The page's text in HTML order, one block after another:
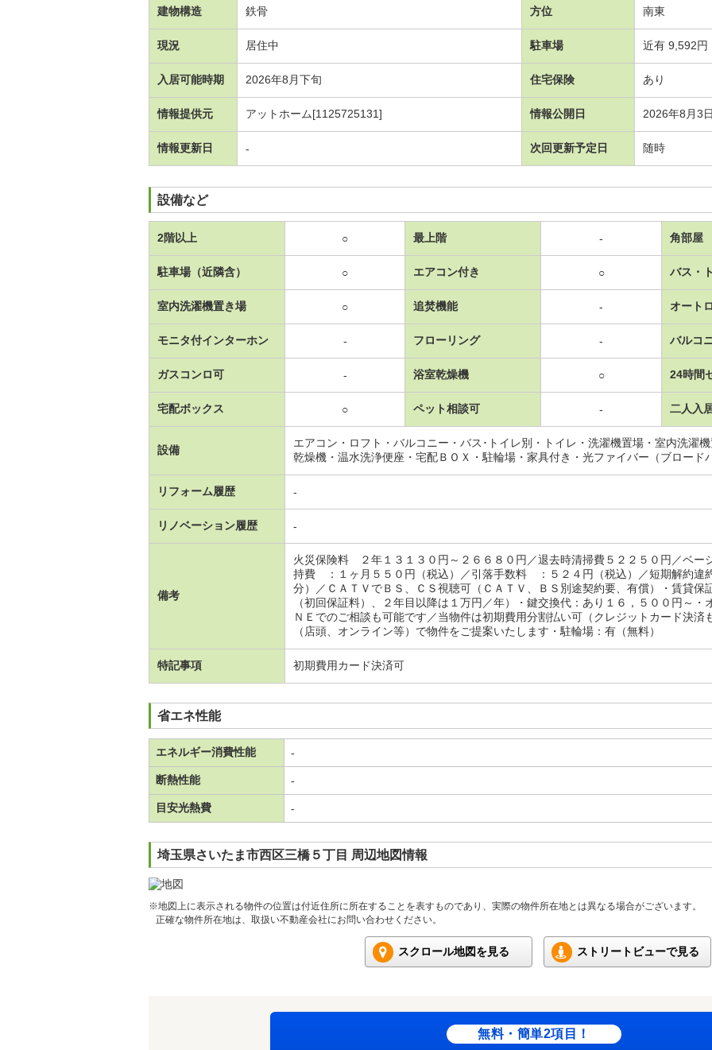
建物構造 鉄骨 方位 南東
現況 居住中 駐車場 近有 9,592円
入居可能時期 2026年8月下旬 住宅保険 あり
情報提供元 アットホーム[1125725131] 情報公開日 2026年8月3日
情報更新日 - 次回更新予定日 随時
設備など
2階以上 ○ 最上階 - 角部屋
駐車場（近隣含） ○ エアコン付き ○ バス・
室内洗濯機置き場 ○ 追焚機能 - オート
モニタ付インターホン - フローリング - バルコ
ガスコンロ可 - 浴室乾燥機 ○ 24時間
宅配ボックス ○ ペット相談可 - 二人入
設備
エアコン・ロフト・バルコニー・バス･トイレ別・トイレ・洗濯機置場・室内洗濯
乾燥機・温水洗浄便座・宅配ＢＯＸ・駐輪場・家具付き・光ファイバー（ブロード
リフォーム履歴 -
リノベーション履歴 -
備考
火災保険料 ２年１３１３０円～２６６８０円／退去時清掃費５２２５０円／ベ
持費 ：１ヶ月５５０円（税込）／引落手数料 ：５２４円（税込）／短期解約違
分）／ＣＡＴＶでＢＳ、ＣＳ視聴可（ＣＡＴＶ、ＢＳ別途契約要、有償）・賃貸保
（初回保証料）、２年目以降は１万円／年）・鍵交換代：あり１６，５００円～・
ＮＥでのご相談も可能です／当物件は初期費用分割払い可（クレジットカード決
（店頭、オンライン等）で物件をご提案いたします・駐輪場：有（無料）
特記事項 初期費用カード決済可
省エネ性能
エネルギー消費性能 -
断熱性能 -
目安光熱費 -
埼玉県さいたま市西区三橋５丁目 周辺地図情報
※地図上に表示される物件の位置は付近住所に所在することを表すものであり、実際の物件所在地とは異なる場合がございます。
正確な物件所在地は、取扱い不動産会社にお問い合わせください。
スクロール地図を見る ストリートビューで見る
無料・簡単2項目！